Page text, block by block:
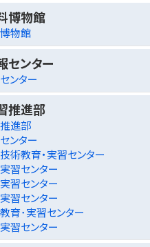
博物館
物館
センター
ンター
推進部
進部
ンター
術教育・実習センター
習センター
習センター
習センター
育･実習センター
習センター